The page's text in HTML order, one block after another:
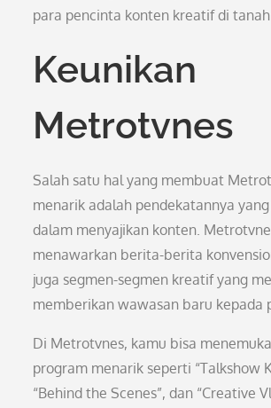
para pencinta konten kreatif di
Keunikan
Metrotvnes
Salah satu hal yang membuat
menarik adalah pendekatannya
dalam menyajikan konten.
menawarkan berita-berita
juga segmen-segmen kreatif yang
memberikan wawasan baru kepada
Di Metrotvnes, kamu bisa
program menarik seperti “Talkshow
“Behind the Scenes”, dan “Creative